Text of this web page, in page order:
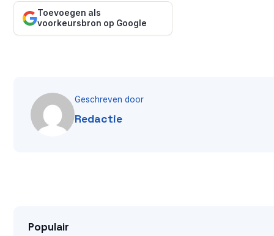
Toevoegen als
voorkeursbron op Google
Geschreven door
Redactie
Populair